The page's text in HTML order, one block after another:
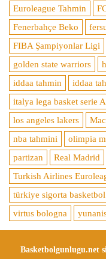
Euroleague Tahmin
Fenerbahçe Beko
FIBA Şampiyonlar Ligi
golden state warriors
iddaa tahmin
iddaa
italya lega basket serie A
los angeles lakers
nba tahmini
olimpia
partizan
Real Madrid
Turkish Airlines
türkiye sigorta
virtus bologna
Basketbolgunlugu.net